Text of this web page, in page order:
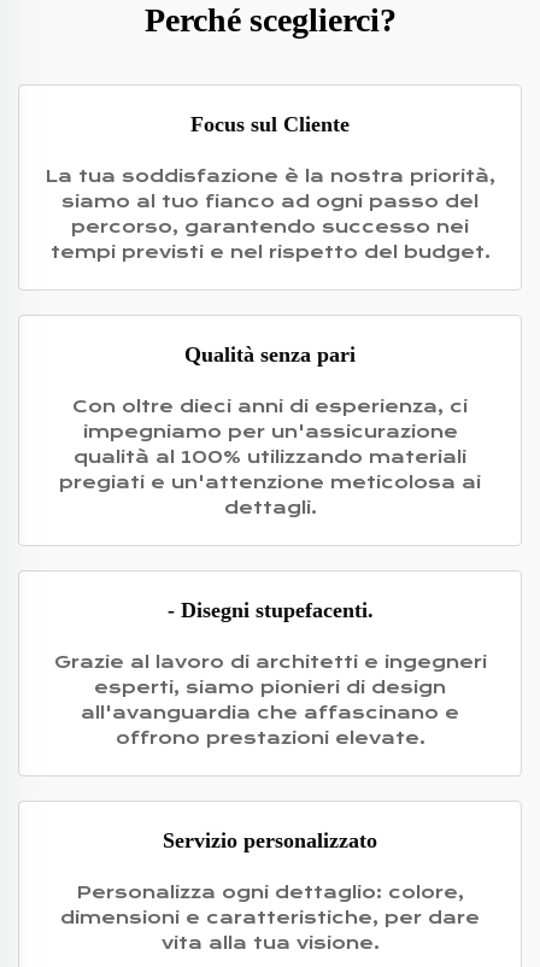
Perché sceglierci?
Focus sul Cliente
La tua soddisfazione è la nostra priorità,
siamo al tuo fianco ad ogni passo del
percorso, garantendo successo nei
tempi previsti e nel rispetto del budget.
Qualità senza pari
Con oltre dieci anni di esperienza, ci
impegniamo per un'assicurazione
qualità al 100% utilizzando materiali
pregiati e un'attenzione meticolosa ai
dettagli.
- Disegni stupefacenti.
Grazie al lavoro di architetti e ingegneri
esperti, siamo pionieri di design
all'avanguardia che affascinano e
offrono prestazioni elevate.
Servizio personalizzato
Personalizza ogni dettaglio: colore,
dimensioni e caratteristiche, per dare
vita alla tua visione.